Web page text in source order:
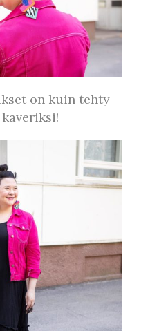
on kuin tehty